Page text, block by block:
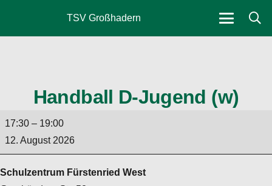
TSV Großhadern
Handball D-Jugend (w)
Handball
D-
Jugend
(w)
17:30 – 19:00
12. August 2026
Schulzentrum Fürstenried West